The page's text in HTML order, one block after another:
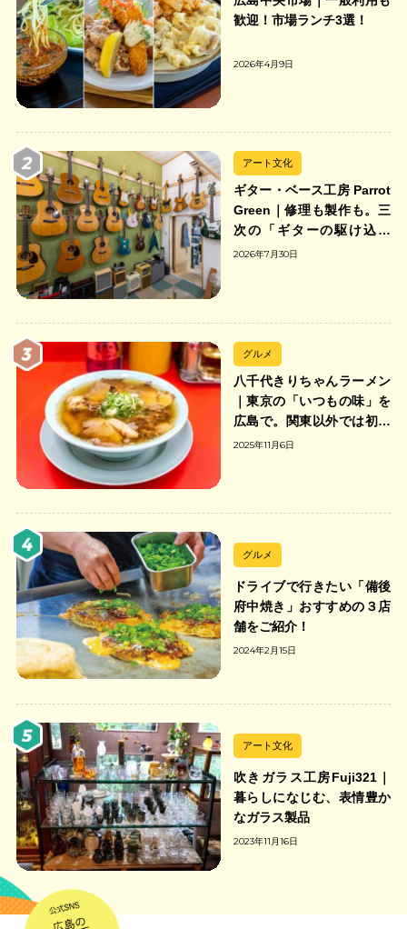
歓迎！市場ランチ3選！
2026年4月9日
アート文化
ギター・ベース工房 Parrot
Green｜修理も製作も。三
次の「ギターの駆け込み
寺」
2026年7月30日
グルメ
八千代きりちゃんラーメン
｜東京の「いつもの味」を
広島で。関東以外では初の
「ちゃんのれん組合」加盟
2025年11月6日
グルメ
ドライブで行きたい「備後
府中焼き」おすすめの３店
舗をご紹介！
2024年2月15日
アート文化
吹きガラス工房Fuji321｜
暮らしになじむ、表情豊か
なガラス製品
2023年11月16日